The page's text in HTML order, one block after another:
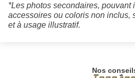
*Les photos secondaires, pouvant
accessoires ou coloris non inclus,
et à usage illustratif.
Nos